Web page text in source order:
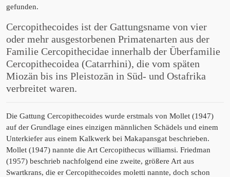
gefunden.
Cercopithecoides ist der Gattungsname von vier
oder mehr ausgestorbenen Primatenarten aus der
Familie Cercopithecidae innerhalb der Überfamilie
Cercopithecoidea (Catarrhini), die vom späten
Miozän bis ins Pleistozän in Süd- und Ostafrika
verbreitet waren.
Die Gattung Cercopithecoides wurde erstmals von Mollet (1947)
auf der Grundlage eines einzigen männlichen Schädels und einem
Unterkiefer aus einem Kalkwerk bei Makapansgat beschrieben.
Mollet (1947) nannte die Art Cercopithecus williamsi. Friedman
(1957) beschrieb nachfolgend eine zweite, größere Art aus
Swartkrans, die er Cercopithecoides moletti nannte, doch schon